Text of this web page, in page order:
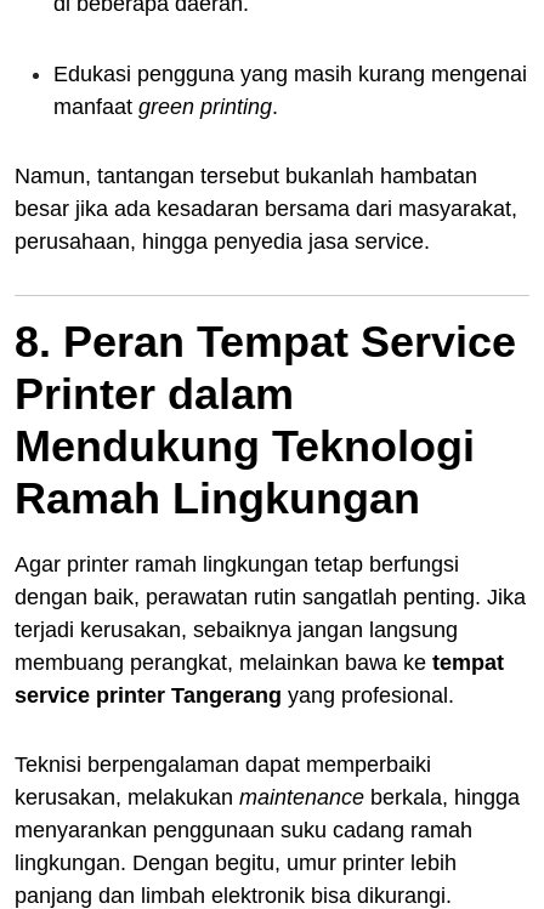
Edukasi pengguna yang masih kurang mengenai
manfaat green printing.
Namun, tantangan tersebut bukanlah hambatan
besar jika ada kesadaran bersama dari masyarakat,
perusahaan, hingga penyedia jasa service.
8. Peran Tempat Service
Printer dalam
Mendukung Teknologi
Ramah Lingkungan
Agar printer ramah lingkungan tetap berfungsi
dengan baik, perawatan rutin sangatlah penting. Jika
terjadi kerusakan, sebaiknya jangan langsung
membuang perangkat, melainkan bawa ke tempat
service printer Tangerang yang profesional.
Teknisi berpengalaman dapat memperbaiki
kerusakan, melakukan maintenance berkala, hingga
menyarankan penggunaan suku cadang ramah
lingkungan. Dengan begitu, umur printer lebih
panjang dan limbah elektronik bisa dikurangi.